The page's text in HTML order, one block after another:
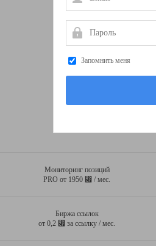
Мониторинг позиций
PRO от 1950 ⃏ / мес.
Биржа ссылок
от 0,2 ⃏ за ссылку / мес.
Пароль
Запомнить меня